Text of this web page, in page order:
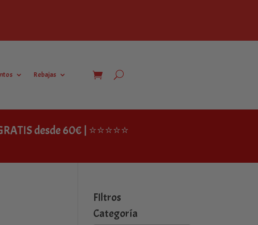
Rebajas
desde 60€ | ⭐⭐⭐⭐⭐
FIltros
Categoría